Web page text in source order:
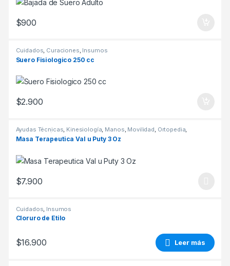
$900
Cuidados Curaciones Insumos
Suero Fisiologico 250 cc
$2.900
Ayudas Técnicas, Kinesiología, Manos, Movilidad, Ortopedia,
Rehabilitación
Masa Terapeutica Val u Puty 3 Oz
$7.900
Este producto tiene múltiples variantes. Las opciones se
Cuidados Insumos
Cloruro de Etilo
$16.900 Leer más